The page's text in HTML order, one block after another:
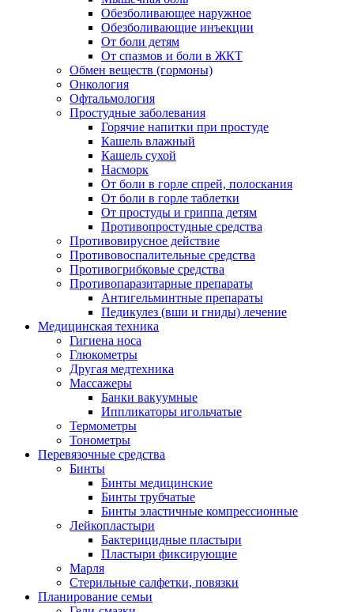
Обезболивающее наружное
Обезболивающие инъекции
От боли детям
От спазмов и боли в ЖКТ
Обмен веществ (гормоны)
Онкология
Офтальмология
Простудные заболевания
Горячие напитки при простуде
Кашель влажный
Кашель сухой
Насморк
От боли в горле спрей, полоскания
От боли в горле таблетки
От простуды и гриппа детям
Противопростудные средства
Противовирусное действие
Противовоспалительные средства
Противогрибковые средства
Противопаразитарные препараты
Антигельминтные препараты
Педикулез (вши и гниды) лечение
Медицинская техника
Гигиена носа
Глюкометры
Другая медтехника
Массажеры
Банки вакуумные
Иппликаторы игольчатые
Термометры
Тонометры
Перевязочные средства
Бинты
Бинты медицинские
Бинты трубчатые
Бинты эластичные компрессионные
Лейкопластыри
Бактерицидные пластыри
Пластыри фиксирующие
Марля
Стерильные салфетки, повязки
Планирование семьи